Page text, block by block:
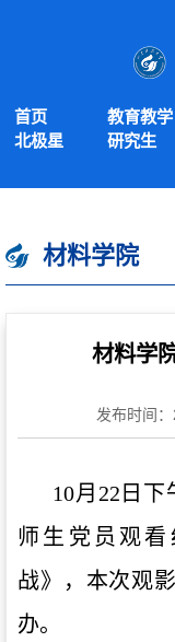
首页 教育教学
北极星
研究生
材料学院
材料学
发布时间
10月22日
师生党员观
战》，本次观
办。